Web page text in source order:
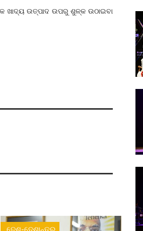
ଖାଦ୍ୟ ଉତ୍ପାଦ ଉପରୁ ଶୁଳ୍କ ଉଠାଇବା